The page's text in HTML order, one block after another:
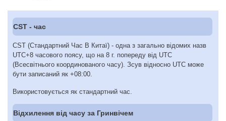
CST - час
CST (Стандартний Час В Китаї) - одна з загально відомих назв
UTC+8 часового поясу, що на 8 г. попереду від UTC
(Всесвітнього координованого часу). Зсув відносно UTC може
бути записаний як +08:00.
Використовується як стандартний час.
Відхилення від часу за Гринвічем